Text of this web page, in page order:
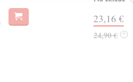
23,16 €
24,90 € ?